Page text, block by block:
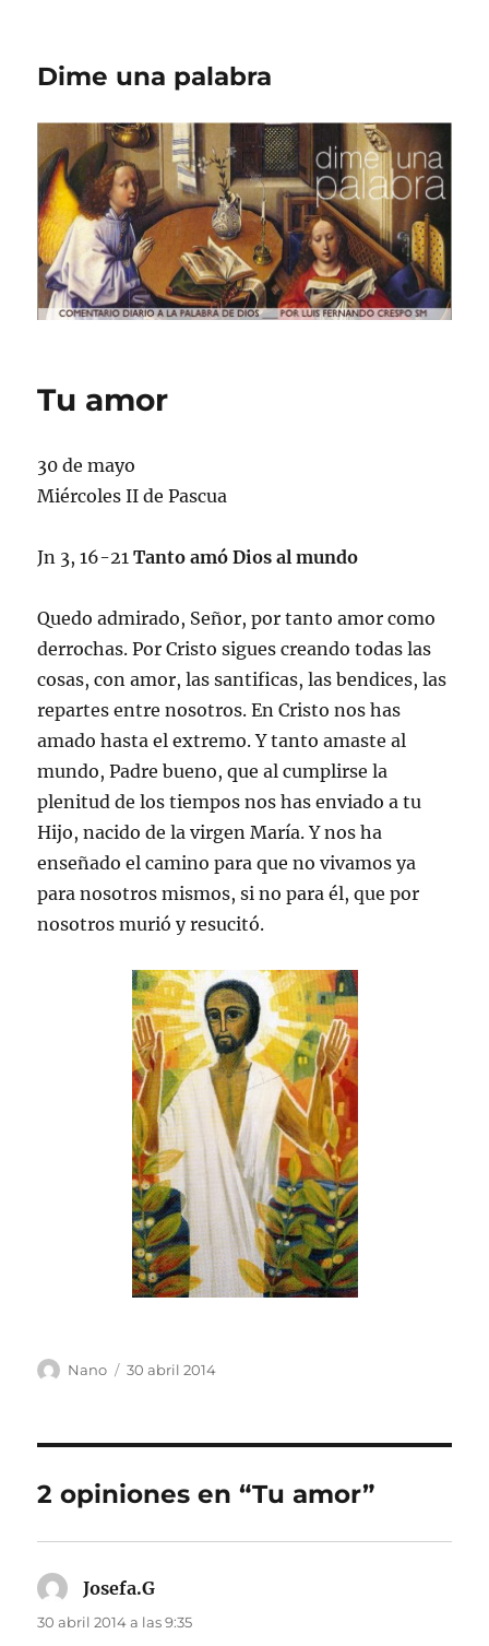
Dime una palabra
Tu amor
30 de mayo
Miércoles II de Pascua
Jn 3, 16-21Tanto amó Dios al mundo
Quedo admirado, Señor, por tanto amor como
derrochas. Por Cristo sigues creando todas las
cosas, con amor, las santificas, las bendices, las
repartes entre nosotros. En Cristo nos has
amado hasta el extremo. Y tanto amaste al
mundo, Padre bueno, que al cumplirse la
plenitud de los tiempos nos has enviado a tu
Hijo, nacido de la virgen María. Y nos ha
enseñado el camino para que no vivamos ya
para nosotros mismos, si no para él, que por
nosotros murió y resucitó.
Autor
Nano
Publicado
30 abril 2014
2 opiniones en “Tu amor”
Josefa.G
30 abril 2014 a las 9:35